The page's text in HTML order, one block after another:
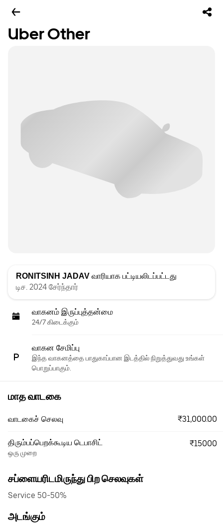
Uber Other
RONITSINH JADAV வாரியாக பட்டியலிடப்பட்டது
டிச. 2024 சேர்ந்தார்
வாகனம் இருப்புத்தன்மை
24/7 கிடைக்கும்
வாகன சேமிப்பு
இந்த வாகனத்தை பாதுகாப்பான இடத்தில் நிறுத்துவது உங்கள்
பொறுப்பாகும்.
மாத வாடகை
வாடகைச் செலவு ₹31,000.00
திரும்பப்பெறக்கூடிய டெபாசிட்
ஒரு முறை
₹15000
சப்ளையரிடமிருந்து பிற செலவுகள்
Service 50-50%
அடங்கும்